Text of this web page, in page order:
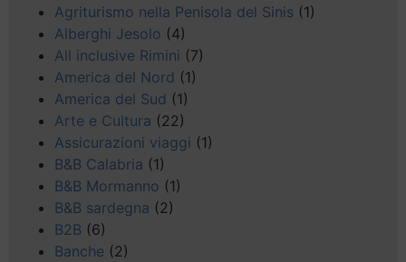
Agriturismo nella Penisola del Sinis (1)
Alberghi Jesolo (4)
All inclusive Rimini (7)
America del Nord (1)
America del Sud (1)
Arte e Cultura (22)
Assicurazioni viaggi (1)
B&B Calabria (1)
B&B Mormanno (1)
B&B sardegna (2)
B2B (6)
Banche (2)